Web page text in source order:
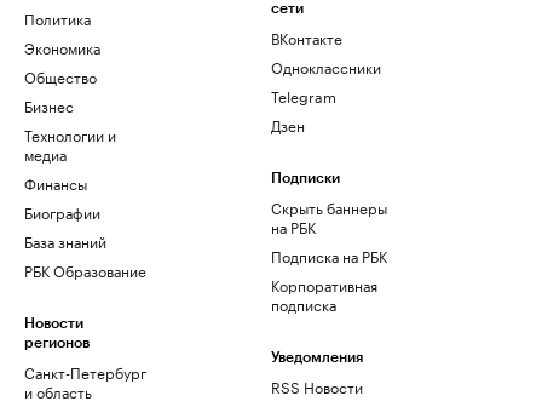
Политика
Экономика
Общество
Бизнес
Технологии и
медиа
Финансы
Биографии
База знаний
РБК Образование
Новости
регионов
Санкт-Петербург
и область
сети
ВКонтакте
Одноклассники
Telegram
Дзен
Подписки
Скрыть баннеры
на РБК
Подписка на РБК
Корпоративная
подписка
Уведомления
RSS Новости